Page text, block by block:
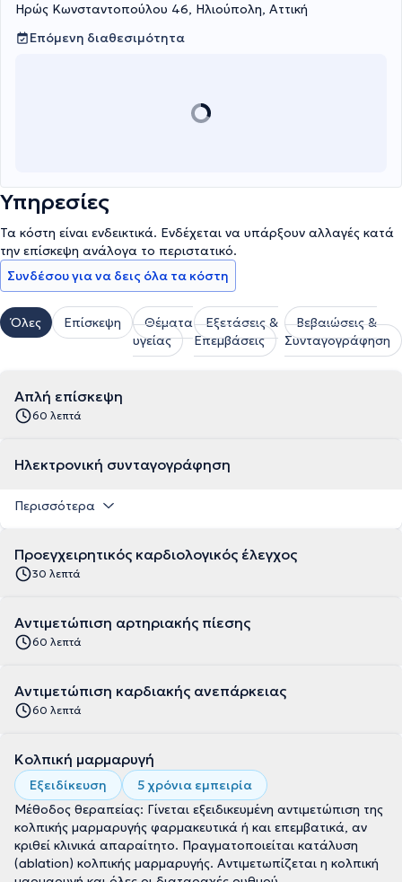
Ηρώς Κωνσταντοπούλου 46, Ηλιούπολη, Αττική
Επόμενη διαθεσιμότητα
Υπηρεσίες
Τα κόστη είναι ενδεικτικά. Ενδέχεται να υπάρξουν αλλαγές κατά
την επίσκεψη ανάλογα το περιστατικό.
Συνδέσου για να δεις όλα τα κόστη
Όλες Επίσκεψη
Θέματα
υγείας
Εξετάσεις &
Επεμβάσεις
Βεβαιώσεις &
Συνταγογράφηση
Απλή επίσκεψη
60 λεπτά
Ηλεκτρονική συνταγογράφηση
Περισσότερα
Προεγχειρητικός καρδιολογικός έλεγχος
30 λεπτά
Αντιμετώπιση αρτηριακής πίεσης
60 λεπτά
Αντιμετώπιση καρδιακής ανεπάρκειας
60 λεπτά
Κολπική μαρμαρυγή
Εξειδίκευση
5 χρόνια εμπειρία
Μέθοδος θεραπείας: Γίνεται εξειδικευμένη αντιμετώπιση της
κολπικής μαρμαρυγής φαρμακευτικά ή και επεμβατικά, αν
κριθεί κλινικά απαραίτητο. Πραγματοποιείται κατάλυση
(ablation) κολπικής μαρμαρυγής. Αντιμετωπίζεται η κολπική